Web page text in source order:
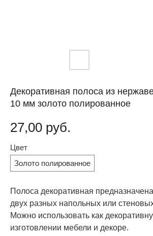
Декоративная полоса из
10 мм золото полированное
27,00 руб.
Цвет
Золото полированное
Полоса декоративная
двух разных напольных или
Можно использовать как
изготовлении мебели и декоре.